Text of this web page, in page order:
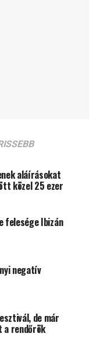
aláírásokat
közel 25 ezer
felesége Ibizán
negatív
de már
rendőrök